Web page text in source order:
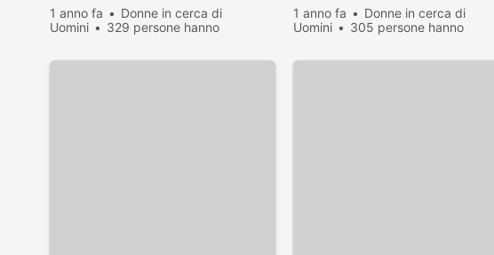
1 anno fa
Donne in cerca di
Uomini
329 persone hanno
1 anno fa
Donne in cerca di
Uomini
305 persone hanno